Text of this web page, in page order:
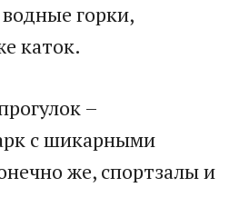
горки,
каток.
–
с шикарными
же, спортзалы и